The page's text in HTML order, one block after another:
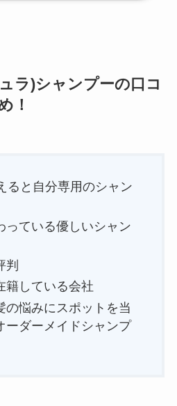
ラ)シャンプーの口コ
！
ると自分専用のシャン
っている優しいシャン
判
籍している会社
の悩みにスポットを当
ーダーメイドシャンプ